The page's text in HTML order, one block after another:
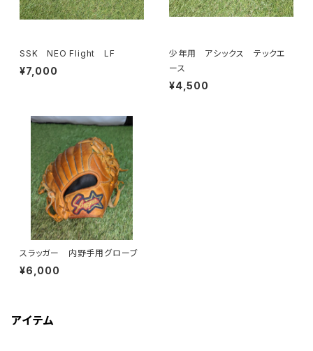
SSK NEO Flight LF
¥7,000
少年用 アシックス テックエ
ース
¥4,500
スラッガー 内野手用グローブ
¥6,000
アイテム